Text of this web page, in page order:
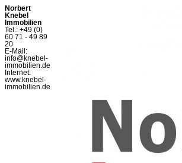
Norbert
Knebel
Immobilien
Tel.: +49 (0)
60 71 - 49 89
20
E-Mail:
info@knebel-
immobilien.de
Internet:
www.knebel-
immobilien.de